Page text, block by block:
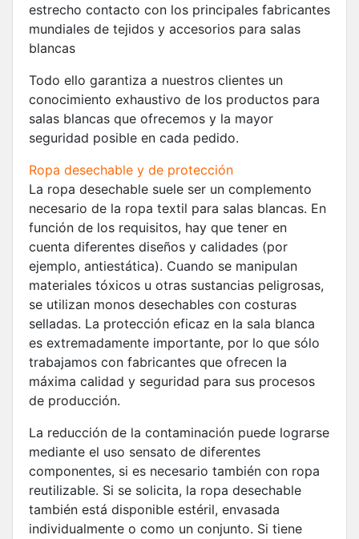
estrecho contacto con los principales fabricantes
mundiales de tejidos y accesorios para salas
blancas
Todo ello garantiza a nuestros clientes un
conocimiento exhaustivo de los productos para
salas blancas que ofrecemos y la mayor
seguridad posible en cada pedido.
Ropa desechable y de protección
La ropa desechable suele ser un complemento
necesario de la ropa textil para salas blancas. En
función de los requisitos, hay que tener en
cuenta diferentes diseños y calidades (por
ejemplo, antiestática). Cuando se manipulan
materiales tóxicos u otras sustancias peligrosas,
se utilizan monos desechables con costuras
selladas. La protección eficaz en la sala blanca
es extremadamente importante, por lo que sólo
trabajamos con fabricantes que ofrecen la
máxima calidad y seguridad para sus procesos
de producción.
La reducción de la contaminación puede lograrse
mediante el uso sensato de diferentes
componentes, si es necesario también con ropa
reutilizable. Si se solicita, la ropa desechable
también está disponible estéril, envasada
individualmente o como un conjunto. Si tiene